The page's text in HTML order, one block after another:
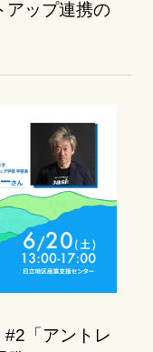
アップ連携の
#2「アントレ